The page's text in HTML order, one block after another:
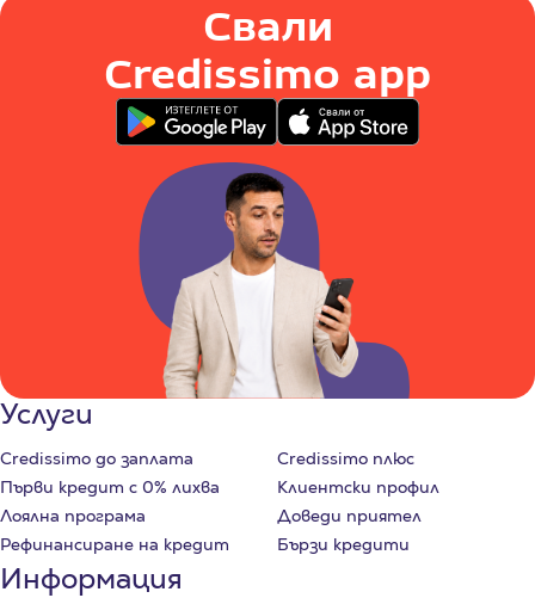
Свали
Credissimo app
Услуги
Credissimo до заплата
Credissimo плюс
Първи кредит с 0% лихва
Клиентски профил
Лоялна програма
Доведи приятел
Рефинансиране на кредит
Бързи кредити
Информация